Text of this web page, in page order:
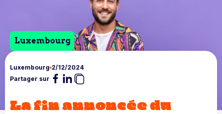
Luxembourg
Luxembourg 2/12/2024
Partager sur
La fin annoncée du